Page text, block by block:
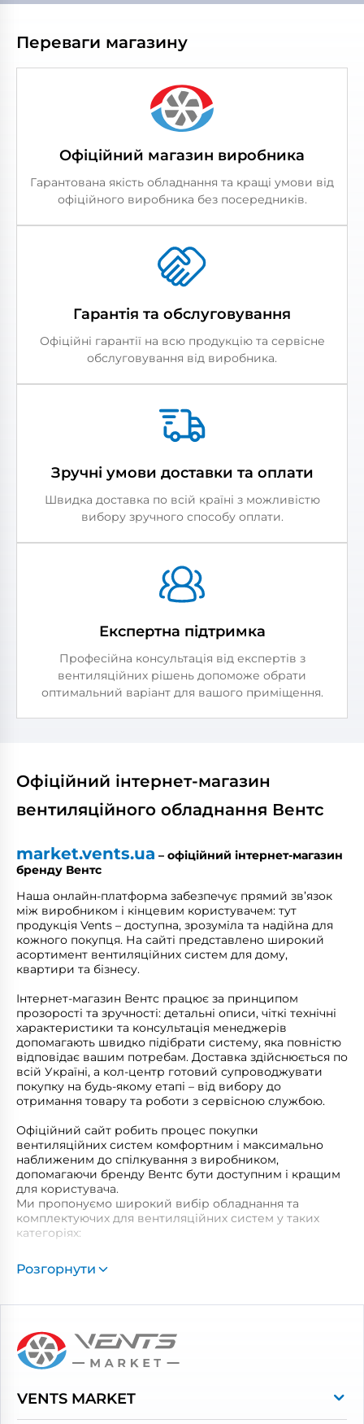
Переваги магазину
Офіційний магазин виробника
Гарантована якість обладнання та кращі умови від
офіційного виробника без посередників.
Гарантія та обслуговування
Офіційні гарантії на всю продукцію та сервісне
обслуговування від виробника.
Зручні умови доставки та оплати
Швидка доставка по всій країні з можливістю
вибору зручного способу оплати.
Експертна підтримка
Професійна консультація від експертів з
вентиляційних рішень допоможе обрати
оптимальний варіант для вашого приміщення.
Офіційний інтернет-магазин
вентиляційного обладнання Вентс
market.vents.ua – офіційний інтернет-магазин
бренду Вентс
Наша онлайн-платформа забезпечує прямий зв’язок
між виробником і кінцевим користувачем: тут
продукція Vents – доступна, зрозуміла та надійна для
кожного покупця. На сайті представлено широкий
асортимент вентиляційних систем для дому,
квартири та бізнесу.
Інтернет-магазин Вентс працює за принципом
прозорості та зручності: детальні описи, чіткі технічні
характеристики та консультація менеджерів
допомагають швидко підібрати систему, яка повністю
відповідає вашим потребам. Доставка здійснюється по
всій Україні, а кол-центр готовий супроводжувати
покупку на будь-якому етапі – від вибору до
отримання товару та роботи з сервісною службою.
Офіційний сайт робить процес покупки
вентиляційних систем комфортним і максимально
наближеним до спілкування з виробником,
допомагаючи бренду Вентс бути доступним і кращим
для користувача.
Ми пропонуємо широкий вибір обладнання та
комплектуючих для вентиляційних систем у таких
категоріях:
Вентиляційні установки
Промислова вентиляція
Повітропроводи та монтажні елементи
Розгорнути
VENTS MARKET